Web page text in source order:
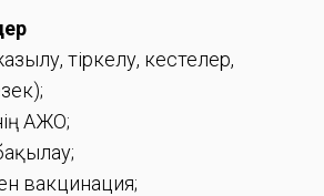
тіркелу, кестелер,
АЖО;
вакцинация;